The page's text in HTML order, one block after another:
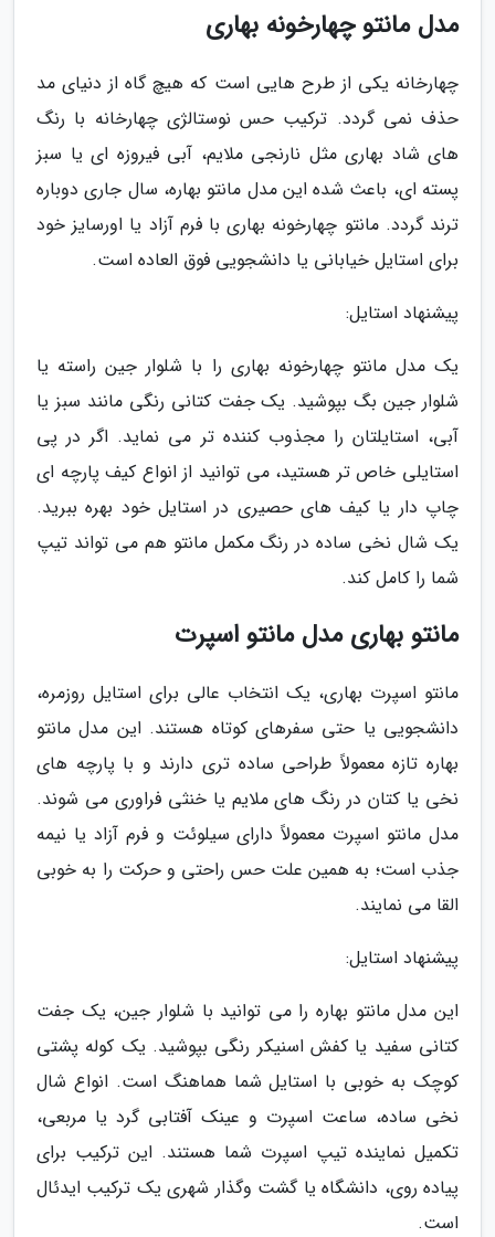
مدل مانتو چهارخونه بهاری
چهارخانه یکی از طرح هایی است که هیچ گاه از دنیای مد
حذف نمی گردد. ترکیب حس نوستالژی چهارخانه با رنگ
های شاد بهاری مثل نارنجی ملایم، آبی فیروزه ای یا سبز
پسته ای، باعث شده این مدل مانتو بهاره، سال جاری دوباره
ترند گردد. مانتو چهارخونه بهاری با فرم آزاد یا اورسایز خود
برای استایل خیابانی یا دانشجویی فوق العاده است.
پیشنهاد استایل:
یک مدل مانتو چهارخونه بهاری را با شلوار جین راسته یا
شلوار جین بگ بپوشید. یک جفت کتانی رنگی مانند سبز یا
آبی، استایلتان را مجذوب کننده تر می نماید. اگر در پی
استایلی خاص تر هستید، می توانید از انواع کیف پارچه ای
چاپ دار یا کیف های حصیری در استایل خود بهره ببرید.
یک شال نخی ساده در رنگ مکمل مانتو هم می تواند تیپ
شما را کامل کند.
مانتو بهاری مدل مانتو اسپرت
مانتو اسپرت بهاری، یک انتخاب عالی برای استایل روزمره،
دانشجویی یا حتی سفرهای کوتاه هستند. این مدل مانتو
بهاره تازه معمولاً طراحی ساده تری دارند و با پارچه های
نخی یا کتان در رنگ های ملایم یا خنثی فراوری می شوند.
مدل مانتو اسپرت معمولاً دارای سیلوئت و فرم آزاد یا نیمه
جذب است؛ به همین علت حس راحتی و حرکت را به خوبی
القا می نمایند.
پیشنهاد استایل:
این مدل مانتو بهاره را می توانید با شلوار جین، یک جفت
کتانی سفید یا کفش اسنیکر رنگی بپوشید. یک کوله پشتی
کوچک به خوبی با استایل شما هماهنگ است. انواع شال
نخی ساده، ساعت اسپرت و عینک آفتابی گرد یا مربعی،
تکمیل نماینده تیپ اسپرت شما هستند. این ترکیب برای
پیاده روی، دانشگاه یا گشت وگذار شهری یک ترکیب ایدئال
است.